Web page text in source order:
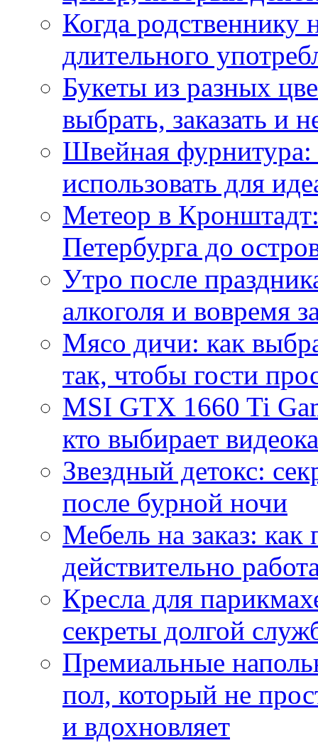
Когда
длительного
Букеты из разных
выбрать, заказать и
Швейная фурнитура:
использовать для
Метеор в
Петербурга до
Утро после
алкоголя и вовремя
Мясо дичи: как
так, чтобы гости
MSI GTX 1660 Ti
кто выбирает
Звездный детокс:
после бурной ночи
Мебель на заказ:
действительно
Кресла для
секреты долгой
Премиальные
пол, который не
и вдохновляет